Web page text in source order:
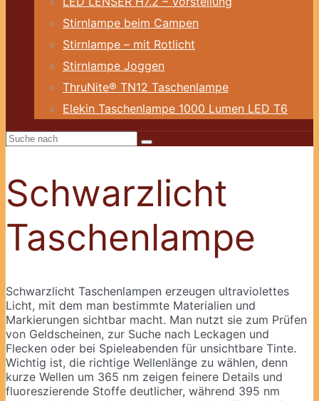
Stirnlampe beim Campen
Stirnlampe – mit Rotlicht
Stirnlampe Joggen
ThruNite® TN12 Taschenlampe
Elekin Taschenlampe 1000 Lumen LED T6
Schwarzlicht
Taschenlampe
Schwarzlicht Taschenlampen erzeugen ultraviolettes
Licht, mit dem man bestimmte Materialien und
Markierungen sichtbar macht. Man nutzt sie zum Prüfen
von Geldscheinen, zur Suche nach Leckagen und
Flecken oder bei Spieleabenden für unsichtbare Tinte.
Wichtig ist, die richtige Wellenlänge zu wählen, denn
kurze Wellen um 365 nm zeigen feinere Details und
fluoreszierende Stoffe deutlicher, während 395 nm